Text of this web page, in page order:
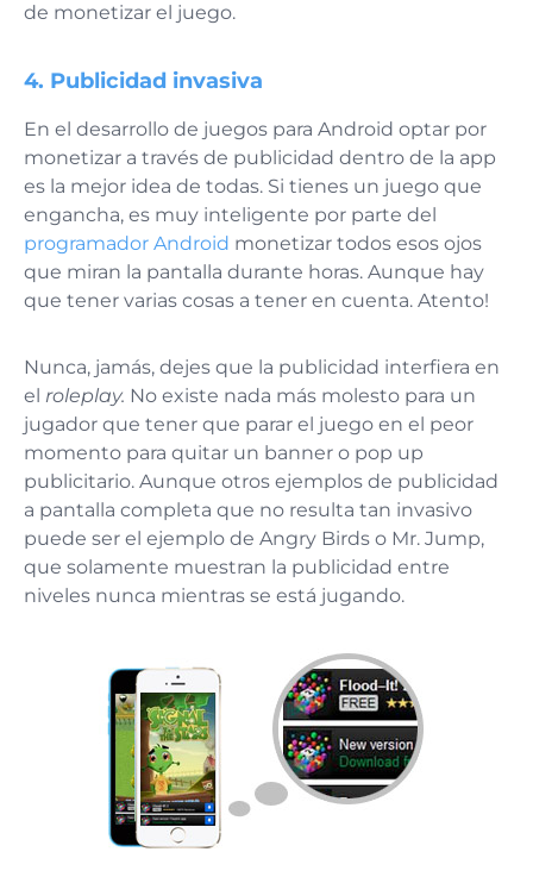
de monetizar el juego.
4. Publicidad invasiva
En el desarrollo de juegos para Android optar por
monetizar a través de publicidad dentro de la app
es la mejor idea de todas. Si tienes un juego que
engancha, es muy inteligente por parte del
programador Android monetizar todos esos ojos
que miran la pantalla durante horas. Aunque hay
que tener varias cosas a tener en cuenta. Atento!
Nunca, jamás, dejes que la publicidad interfiera en
el roleplay. No existe nada más molesto para un
jugador que tener que parar el juego en el peor
momento para quitar un banner o pop up
publicitario. Aunque otros ejemplos de publicidad
a pantalla completa que no resulta tan invasivo
puede ser el ejemplo de Angry Birds o Mr. Jump,
que solamente muestran la publicidad entre
niveles nunca mientras se está jugando.